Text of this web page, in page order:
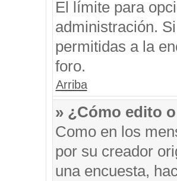
El límite para
administración.
permitidas a la
foro.
Arriba
» ¿Cómo edito
Como en los
por su creador
una encuesta,